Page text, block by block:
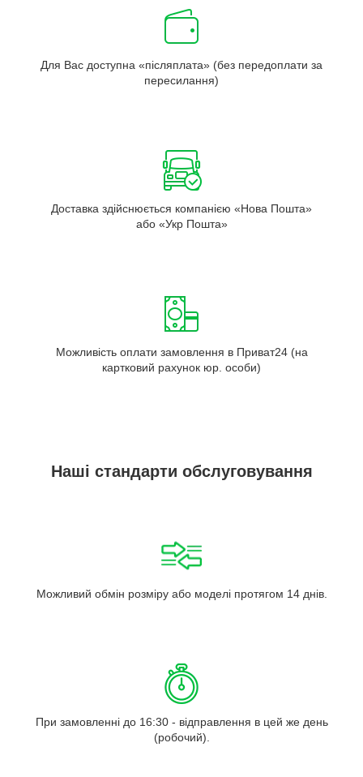
Для Вас доступна «післяплата» (без передоплати за
пересилання)
Доставка здійснюється компанією «Нова Пошта»
або «Укр Пошта»
Можливість оплати замовлення в Приват24 (на
картковий рахунок юр. особи)
Наші стандарти обслуговування
Можливий обмін розміру або моделі протягом 14 днів.
При замовленні до 16:30 - відправлення в цей же день
(робочий).